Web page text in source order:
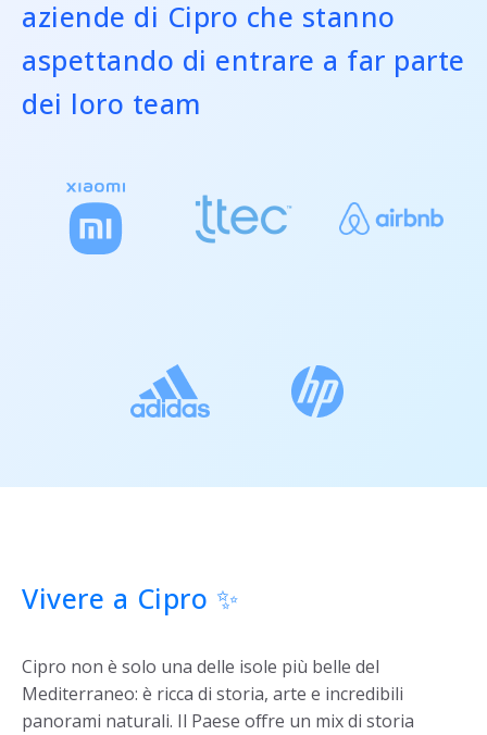
aziende di Cipro che stanno
aspettando di entrare a far parte
dei loro team
Vivere a Cipro ✨
Cipro non è solo una delle isole più belle del
Mediterraneo: è ricca di storia, arte e incredibili
panorami naturali. Il Paese offre un mix di storia